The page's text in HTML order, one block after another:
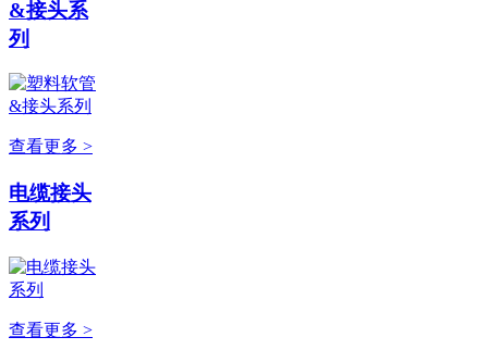
&接头系
列
查看更多 >
电缆接头
系列
查看更多 >